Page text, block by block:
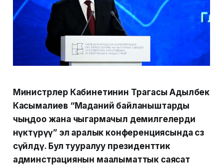
Министрлер Кабинетинин Төрагасы Адылбек
Касымалиев “Маданий байланыштарды
чыңдоо жана чыгармачыл демилгелерди
өнүктүрүү” эл аралык конференциясында сөз
сүйлөдү. Бул тууралуу президенттик
админстрациянын маалыматтык саясат